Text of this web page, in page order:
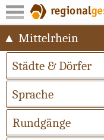
Mittelrhein
Städte & Dörfer
Sprache
Rundgänge